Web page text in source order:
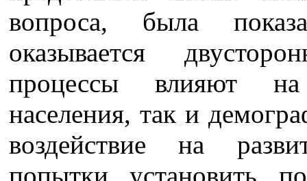
вопроса, была
оказывается
процессы влияют на
населения, так и
воздействие на
попытки установить